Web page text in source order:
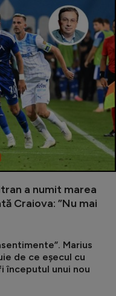
a numit marea
Craiova: ”Nu mai
Marius
de ce eșecul cu
începutul unui nou